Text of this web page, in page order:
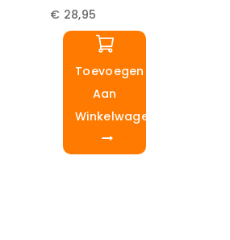
€ 28,95
Toevoegen
Aan
Winkelwagen